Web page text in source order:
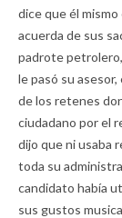
dice que él
acuerda de sus
padrote
le pasó su
de los retenes
ciudadano por el
dijo que ni usaba
toda su
candidato había
sus gustos